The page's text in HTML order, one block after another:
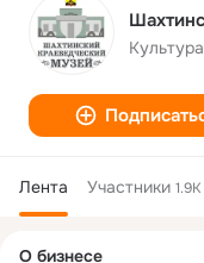
Лента Участники 1.9K
О бизнесе